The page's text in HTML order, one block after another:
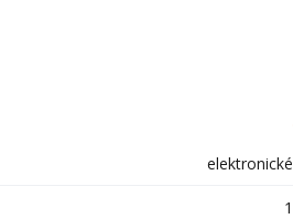
elektronické
1